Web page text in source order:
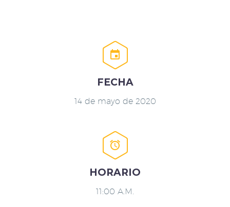


FECHA
14 de mayo de 2020


HORARIO
11:00 A.M.